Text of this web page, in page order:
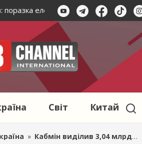
поразка елементів російської ПВО на
Світ Китай
» Кабмін виділив 3,04 млрд грн на відновлення Вишневого після обстрілу